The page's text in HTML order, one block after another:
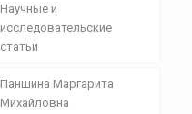
Научные и
исследовательские
статьи
Паншина Маргарита
Михайловна